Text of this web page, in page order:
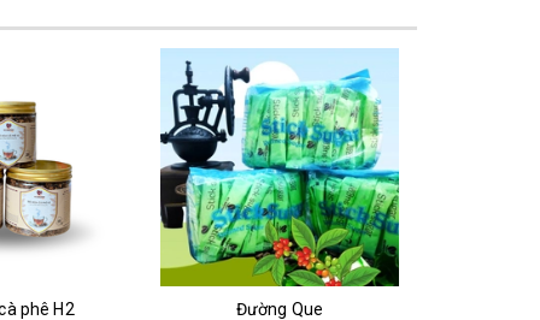
phê H2
Đường Que